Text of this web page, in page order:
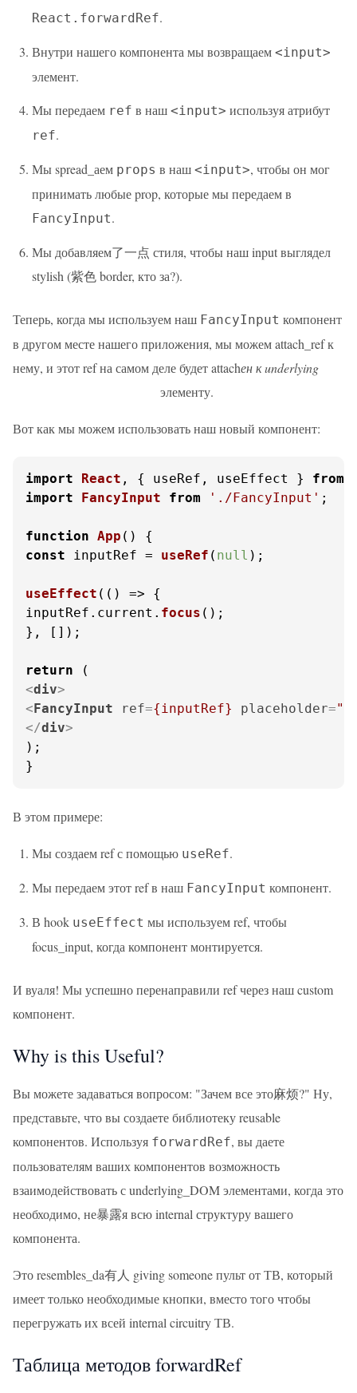
React.forwardRef.
Внутри нашего компонента мы возвращаем <input>
элемент.
Мы передаем ref в наш <input> используя атрибут
ref.
Мы spread_аем props в наш <input>, чтобы он мог
принимать любые prop, которые мы передаем в
FancyInput.
Мы добавляем了一点 стиля, чтобы наш input выглядел
stylish (紫色 border, кто за?).
Теперь, когда мы используем наш FancyInput компонент
в другом месте нашего приложения, мы можем attach_ref к
нему, и этот ref на самом деле будет attachен к underlying
элементу.
Вот как мы можем использовать наш новый компонент:
import React , { useRef, useEffect } from
import
FancyInput from './FancyInput' ;
function App (
const inputRef = useRef ( null );
useEffect ( () => {
inputRef. current . focus ();
}, []);
return
<div>
<FancyInput ref={inputRef} placeholder=
</div>
);
}
В этом примере:
Мы создаем ref с помощью useRef.
Мы передаем этот ref в наш FancyInput компонент.
В hook useEffect мы используем ref, чтобы
focus_input, когда компонент монтируется.
И вуаля! Мы успешно перенаправили ref через наш custom
компонент.
Why is this Useful?
Вы можете задаваться вопросом: "Зачем все это麻烦?" Ну,
представьте, что вы создаете библиотеку reusable
компонентов. Используя forwardRef, вы даете
пользователям ваших компонентов возможность
взаимодействовать с underlying_DOM элементами, когда это
необходимо, не暴露я всю internal структуру вашего
компонента.
Это resembles_da有人 giving someone пульт от ТВ, который
имеет только необходимые кнопки, вместо того чтобы
перегружать их всей internal circuitry ТВ.
Таблица методов forwardRef